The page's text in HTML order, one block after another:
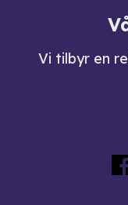
Vi tilbyr en